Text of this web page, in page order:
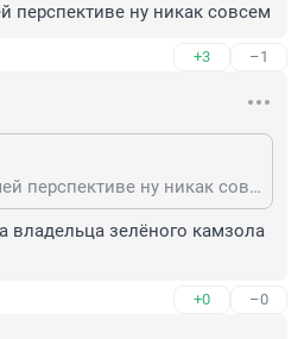
ну никак совсем
+3 –1
Это "профессиональный" спорт. Поэтому в ближайшей перспективе ну никак совсем
владельца зелёного камзола
+0 –0